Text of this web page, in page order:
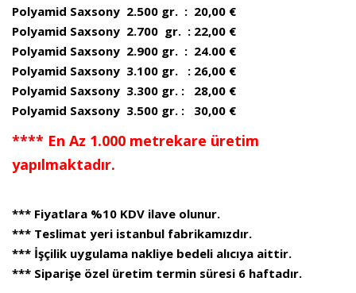
Polyamid Saxsony 2.500 gr. : 20,00 €
Polyamid Saxsony 2.700 gr. : 22,00 €
Polyamid Saxsony 2.900 gr. : 24.00 €
Polyamid Saxsony 3.100 gr. : 26,00 €
Polyamid Saxsony 3.300 gr. : 28,00 €
Polyamid Saxsony 3.500 gr. : 30,00 €
**** En Az 1.000 metrekare üretim
yapılmaktadır.
*** Fiyatlara %10 KDV ilave olunur.
*** Teslimat yeri istanbul fabrikamızdır.
*** İşçilik uygulama nakliye bedeli alıcıya aittir.
*** Siparişe özel üretim termin süresi 6 haftadır.